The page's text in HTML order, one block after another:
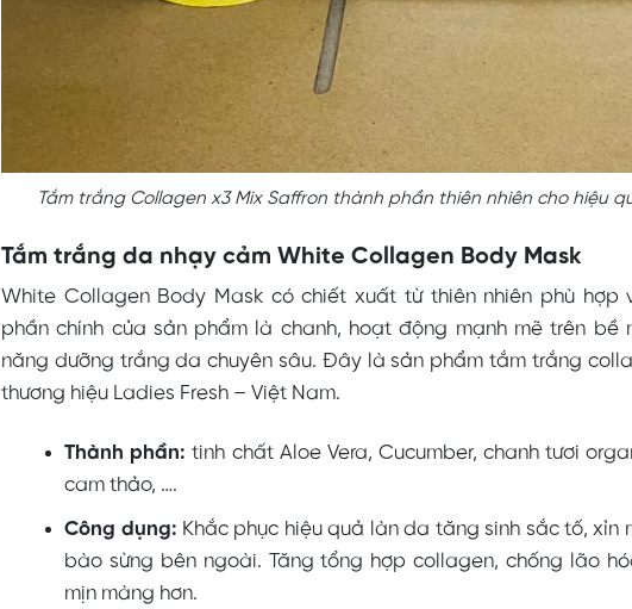
Tắm trắng Collagen x3 Mix Saffron thành phần thiên nhiên cho hiệu
Tắm trắng da nhạy cảm White Collagen Body Mask
White Collagen Body Mask có chiết xuất từ thiên nhiên phù hợp
phần chính của sản phẩm là chanh, hoạt động mạnh mẽ trên bề
năng dưỡng trắng da chuyên sâu. Đây là sản phẩm tắm trắng
thương hiệu Ladies Fresh – Việt Nam.
Thành phần: tinh chất Aloe Vera, Cucumber, chanh tươi
cam thảo, ….
Công dụng: Khắc phục hiệu quả làn da tăng sinh sắc tố, xỉn
bào sừng bên ngoài. Tăng tổng hợp collagen, chống lão
mịn màng hơn.